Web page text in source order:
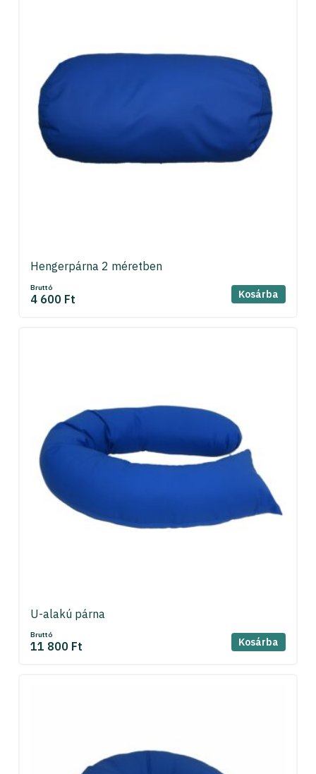
Hengerpárna 2 méretben
Bruttó
4 600 Ft Kosárba
U-alakú párna
Bruttó
11 800 Ft Kosárba